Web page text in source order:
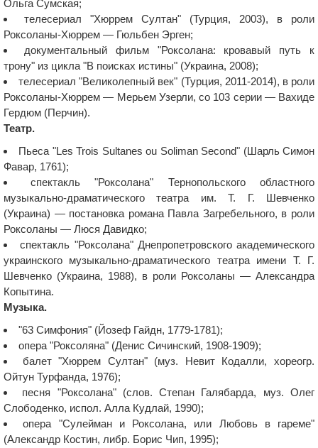
Ольга Сумская;
телесериал "Хюррем Султан" (Турция, 2003), в роли
Роксоланы-Хюррем — Гюльбен Эрген;
документальный фильм "Роксолана: кровавый путь к
трону" из цикла "В поисках истины" (Украина, 2008);
телесериал "Великолепный век" (Турция, 2011-2014), в роли
Роксоланы-Хюррем — Мерьем Узерли, со 103 серии — Вахиде
Гердюм (Перчин).
Театр.
Пьеса "Les Trois Sultanes ou Soliman Second" (Шарль Симон
Фавар, 1761);
спектакль "Роксолана" Тернопольского областного
музыкально-драматического театра им. Т. Г. Шевченко
(Украина) — постановка романа Павла Загребельного, в роли
Роксоланы — Люся Давидко;
спектакль "Роксолана" Днепропетровского академического
украинского музыкально-драматического театра имени Т. Г.
Шевченко (Украина, 1988), в роли Роксоланы — Александра
Копытина.
Музыка.
"63 Симфония" (Йозеф Гайдн, 1779-1781);
опера "Роксоляна" (Денис Сичинский, 1908-1909);
балет "Хюррем Султан" (муз. Невит Кодалли, хореогр.
Ойтун Турфанда, 1976);
песня "Роксолана" (слов. Степан Галябарда, муз. Олег
Слободенко, испол. Алла Кудлай, 1990);
опера "Сулейман и Роксолана, или Любовь в гареме"
(Александр Костин, либр. Борис Чип, 1995);